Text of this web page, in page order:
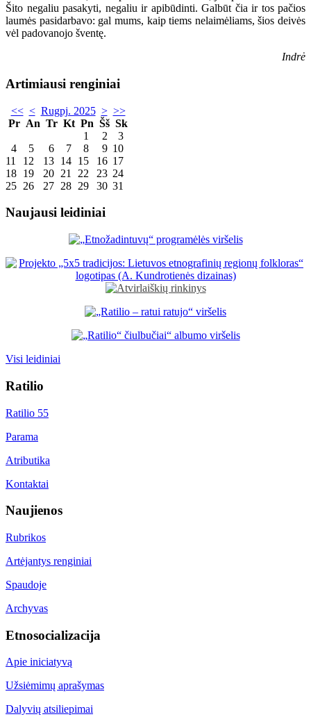
Šito negaliu pasakyti, negaliu ir apibūdinti. Galbūt čia ir tos pačios
laumės pasidarbavo: gal mums, kaip tiems nelaimėliams, šios deivės
vėl padovanojo šventę.
Indrė
Artimiausi renginiai
<< < Rugpj. 2025 > >>
Pr An Tr Kt Pn Šš Sk
1
2
3
4
5 6 7 8 9 10
11
12 13 14 15 16 17
18 19 20 21 22 23 24
25 26 27 28 29 30 31
Naujausi leidiniai
Visi leidiniai
Ratilio
Ratilio 55
Parama
Atributika
Kontaktai
Naujienos
Rubrikos
Artėjantys renginiai
Spaudoje
Archyvas
Etnosocializacija
Apie iniciatyvą
Užsiėmimų aprašymas
Dalyvių atsiliepimai